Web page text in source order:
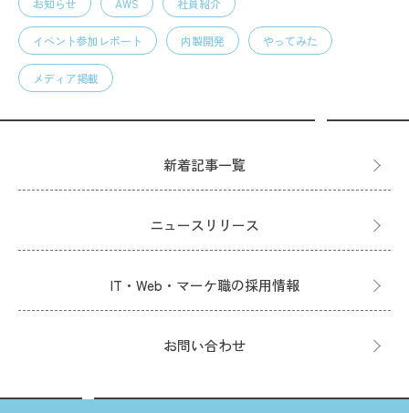
お知らせ AWS 社員紹介
イベント参加レポート 内製開発 やってみた
メディア掲載
新着記事一覧
ニュースリリース
IT・Web・マーケ職の採用情報
お問い合わせ